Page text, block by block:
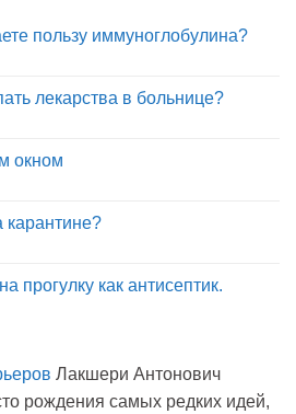
пользу иммуноглобулина?
лекарства в больнице?
окном
прогулку как антисептик.
Лакшери Антонович
рождения самых редких идей,